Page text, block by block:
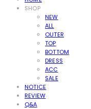
SHOP
NEW
ALL
OUTER
TOP
BOTTOM
DRESS
ACC
SALE
NOTICE
REVIEW
Q&A